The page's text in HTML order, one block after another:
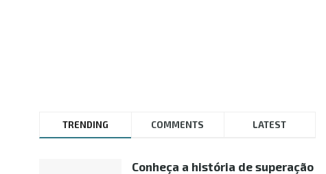
TRENDING COMMENTS LATEST
Conheça a história de superação